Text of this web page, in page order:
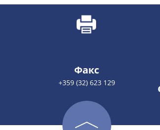
Факс
+359 (32) 623 129